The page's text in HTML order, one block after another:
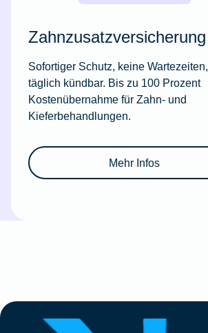
Zahnzusatzversicherung
Sofortiger Schutz, keine Wartezeiten,
täglich kündbar. Bis zu 100 Prozent
Kostenübernahme für Zahn- und
Kieferbehandlungen.
Mehr Infos